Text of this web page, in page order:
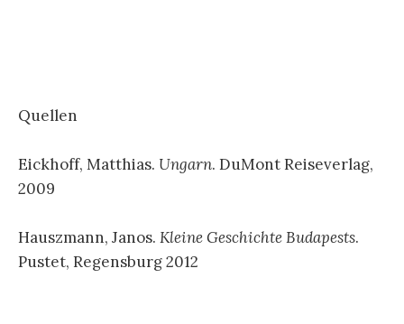
Quellen
Eickhoff, Matthias. Ungarn. DuMont Reiseverlag,
2009
Hauszmann, Janos. Kleine Geschichte Budapests.
Pustet, Regensburg 2012